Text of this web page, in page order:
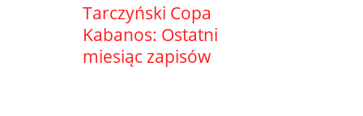
Tarczyński Copa
Kabanos: Ostatni
miesiąc zapisów